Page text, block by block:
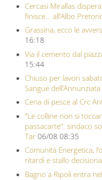
Cercasi Mirallas
finisce… all’Albo
Grassina, ecco le
16:18
Via il cemento dal
15:44
Chiuso per lavori
Sangue dell’Annunziata
Cena di pesce al Crc
“Le colline non si
passacarte”: sindaco
Tar 06/08 08:35
Comunità Energetica,
ritardi e stallo
Bagno a Ripoli entra